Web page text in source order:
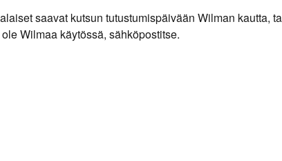
saavat kutsun tutustumispäivään Wilman kautta,
Wilmaa käytössä, sähköpostitse.